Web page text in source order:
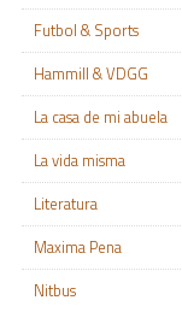
Futbol & Sports
Hammill & VDGG
La casa de mi abuela
La vida misma
Literatura
Maxima Pena
Nitbus